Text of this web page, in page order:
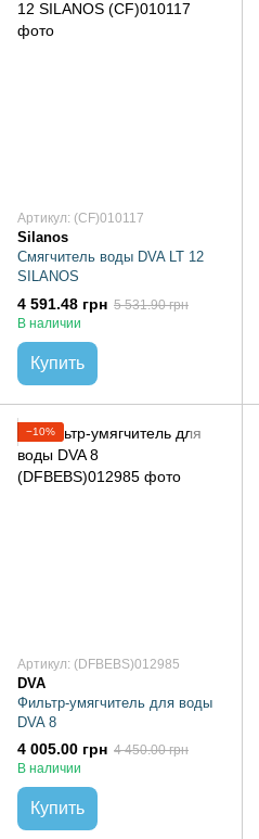
Артикул: (CF)010117
Silanos
Смягчитель воды DVA LT 12
SILANOS
4 591.48 грн 5 531.90 грн
В наличии
Купить
−10%
Артикул: (DFBEBS)012985
DVA
Фильтр-умягчитель для воды
DVA 8
4 005.00 грн 4 450.00 грн
В наличии
Купить